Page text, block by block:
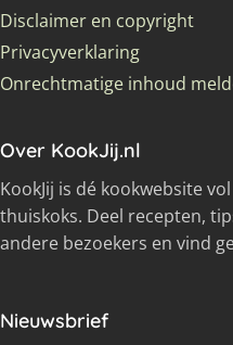
Disclaimer en copyright
Privacyverklaring
Onrechtmatige inhoud
Over KookJij.nl
KookJij is dé kookwebsite
thuiskoks. Deel recepten,
andere bezoekers en vind
Nieuwsbrief